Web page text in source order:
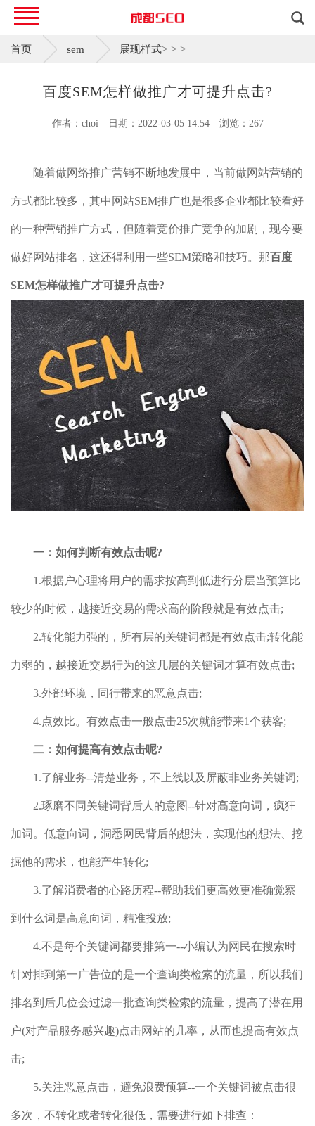
首页 >
sem >
展现样式 >
百度SEM怎样做推广才可提升点击?
作者：choi 日期：2022-03-05 14:54 浏览：267
随着做网络推广营销不断地发展中，当前做网站营销的
方式都比较多，其中网站SEM推广也是很多企业都比较看好
的一种营销推广方式，但随着竞价推广竞争的加剧，现今要
做好网站排名，这还得利用一些SEM策略和技巧。那百度
SEM怎样做推广才可提升点击?
一：如何判断有效点击呢?
1.根据户心理将用户的需求按高到低进行分层当预算比
较少的时候，越接近交易的需求高的阶段就是有效点击;
2.转化能力强的，所有层的关键词都是有效点击;转化能
力弱的，越接近交易行为的这几层的关键词才算有效点击;
3.外部环境，同行带来的恶意点击;
4.点效比。有效点击一般点击25次就能带来1个获客;
二：如何提高有效点击呢?
1.了解业务--清楚业务，不上线以及屏蔽非业务关键词;
2.琢磨不同关键词背后人的意图--针对高意向词，疯狂
加词。低意向词，洞悉网民背后的想法，实现他的想法、挖
掘他的需求，也能产生转化;
3.了解消费者的心路历程--帮助我们更高效更准确觉察
到什么词是高意向词，精准投放;
4.不是每个关键词都要排第一--小编认为网民在搜索时
针对排到第一广告位的是一个查询类检索的流量，所以我们
排名到后几位会过滤一批查询类检索的流量，提高了潜在用
户(对产品服务感兴趣)点击网站的几率，从而也提高有效点
击;
5.关注恶意点击，避免浪费预算--一个关键词被点击很
多次，不转化或者转化很低，需要进行如下排查：